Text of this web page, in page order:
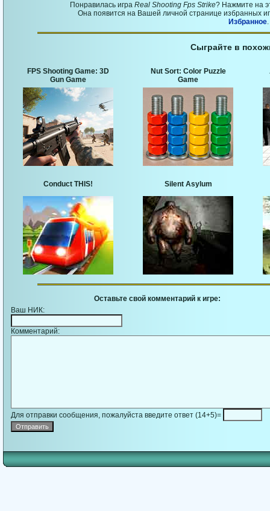
Понравилась игра Real Shooting Fps Strike? Нажмите на
Она появится на Вашей личной странице избранных
Избранное.
Сыграйте в
FPS Shooting Game: 3D
Gun Game
Nut Sort: Color Puzzle
Game
Conduct THIS! Silent Asylum
Оставьте свой комментарий к игре:
Ваш НИК:
Комментарий:
Для отправки сообщения, пожалуйста введите ответ (14+5)=